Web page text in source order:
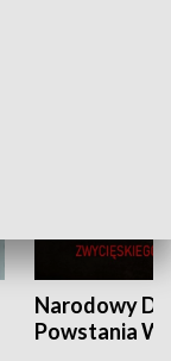
Narodowy
Powstania